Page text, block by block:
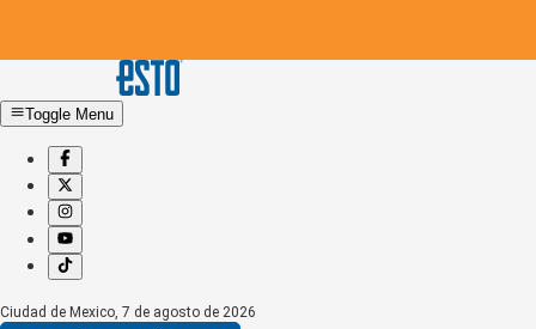
Toggle Menu
Ciudad de Mexico, 7 de agosto de 2026